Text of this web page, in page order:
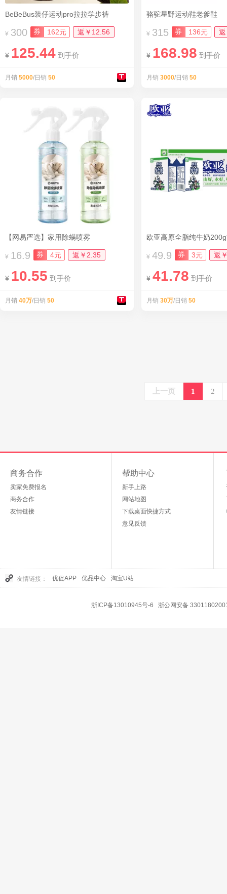
BeBeBus装仔运动pro拉拉学步裤
¥ 300 券 162元 返￥12.56
¥ 125.44 到手价
月销 5000/日销 50
骆驼星野运动鞋老爹鞋
¥ 315 券 136元
¥ 168.98 到手价
月销 3000/日销 50
【网易严选】家用除螨喷雾
¥ 16.9 券 4元 返￥2.35
¥ 10.55 到手价
月销 40万/日销 50
欧亚高原全脂纯牛奶
¥ 49.9 券 3元 返
¥ 41.78 到手价
月销 30万/日销 50
上一页 1 2
商务合作
卖家免费报名
商务合作
友情链接
帮助中心
新手上路
网站地图
下载桌面快捷方式
意见反馈
友情链接： 优促APP 优品中心 淘宝U站
浙ICP备13010945号-6 浙公网安备